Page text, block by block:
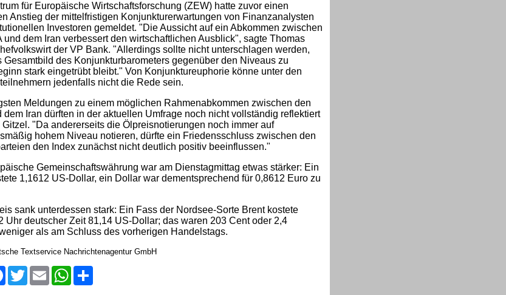
für Europäische Wirtschaftsforschung (ZEW) hatte zuvor einen
Anstieg der mittelfristigen Konjunkturerwartungen von Finanzanalysten
Investoren gemeldet. "Die Aussicht auf ein Abkommen zwischen
und dem Iran verbessert den wirtschaftlichen Ausblick", sagte Thomas
der VP Bank. "Allerdings sollte nicht unterschlagen werden,
Gesamtbild des Konjunkturbarometers gegenüber den Niveaus zu
stark eingetrübt bleibt." Von Konjunktureuphorie könne unter den
jedenfalls nicht die Rede sein.
Meldungen zu einem möglichen Rahmenabkommen zwischen den
dem Iran dürften in der aktuellen Umfrage noch nicht vollständig reflektiert
Gitzel. "Da andererseits die Ölpreisnotierungen noch immer auf
hohem Niveau notieren, dürfte ein Friedensschluss zwischen den
den Index zunächst nicht deutlich positiv beeinflussen."
Gemeinschaftswährung war am Dienstagmittag etwas stärker: Ein
1,1612 US-Dollar, ein Dollar war dementsprechend für 0,8612 Euro zu
sank unterdessen stark: Ein Fass der Nordsee-Sorte Brent kostete
Uhr deutscher Zeit 81,14 US-Dollar; das waren 203 Cent oder 2,4
als am Schluss des vorherigen Handelstags.
Textservice Nachrichtenagentur GmbH
FacebookTwitter Email WhatsApp